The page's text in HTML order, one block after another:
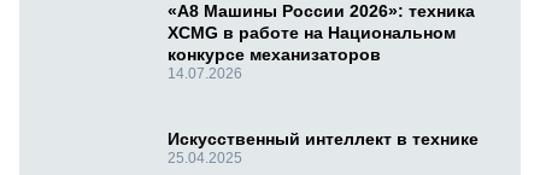
«А8 Машины России 2026»: техника
XCMG в работе на Национальном
конкурсе механизаторов
14.07.2026
Искусственный интеллект в технике
25.04.2025